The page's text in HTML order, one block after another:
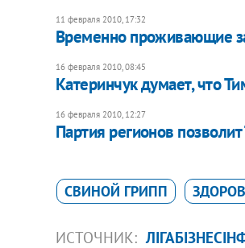
11 февраля 2010, 17:32
Временно проживающие
16 февраля 2010, 08:45
Катеринчук думает, что
16 февраля 2010, 12:27
Партия регионов
СВИНОЙ ГРИПП
ИСТОЧНИК: